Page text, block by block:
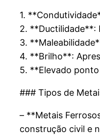
1.
2. **Ductilidade**:
3.
4. **Brilho**:
5. **Elevado
### Tipos de
– **Metais
construção civil e